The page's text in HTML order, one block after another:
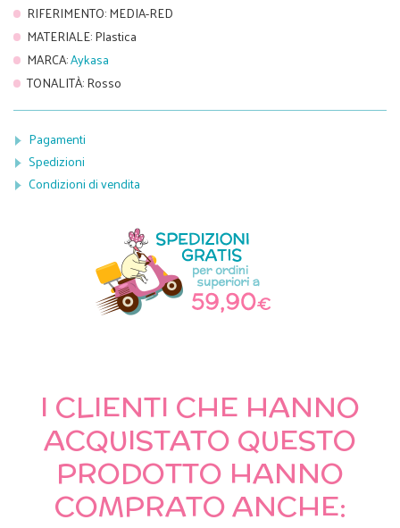
RIFERIMENTO:MEDIA-RED
MATERIALE:Plastica
MARCA:Aykasa
TONALITÀ:Rosso
Pagamenti
Spedizioni
Condizioni di vendita
I CLIENTI CHE HANNO
ACQUISTATO QUESTO
PRODOTTO HANNO
COMPRATO ANCHE: